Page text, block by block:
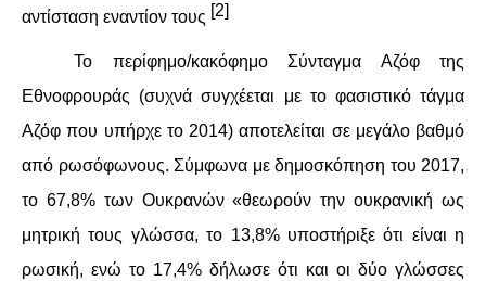
ΚΙΝΉΜΑΤΑ ΠΌΛΗΣ
ΙΣΤΟΡΊΑ
ΘΕΩΡΊΑ
αντίσταση εναντίον τους [2]
Το περίφημο/κακόφημο Σύνταγμα Αζόφ της
Εθνοφρουράς (συχνά συγχέεται με το φασιστικό τάγμα
Αζόφ που υπήρχε το 2014) αποτελείται σε μεγάλο βαθμό
από ρωσόφωνους. Σύμφωνα με δημοσκόπηση του 2017,
το 67,8% των Ουκρανών «θεωρούν την ουκρανική ως
μητρική τους γλώσσα, το 13,8% υποστήριξε ότι είναι η
ρωσική, ενώ το 17,4% δήλωσε ότι και οι δύο γλώσσες